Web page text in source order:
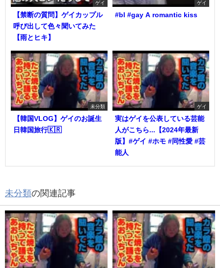
ゲイ
【禁断の質問】ゲイカップル
呼び出して色々聞いてみた
【雨とヒキ】
ゲイ
#bl #gay A romantic kiss
未分類
【韓国VLOG】ゲイのお誕生
日韓国旅行🇰🇷
ゲイ
実はゲイを公表している芸能
人がこちら...【2024年最新
版】#ゲイ #ホモ #同性愛 #芸
能人
未分類の関連記事